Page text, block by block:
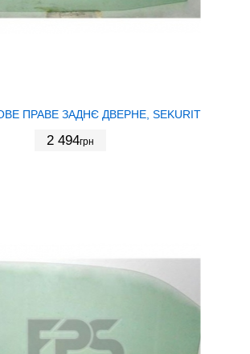
ПРАВЕ ЗАДНЄ ДВЕРНЕ, SEKURIT
2 494грн